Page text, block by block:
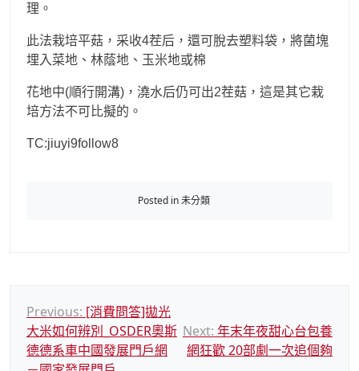
理。
此法栽培平菇，采收4茬后，還可脫去塑料袋，將菌塊
埋入菜地、林蔭地、玉米地或棉
花地中(順行開溝)，澆水后仍可出2茬菇，這是其它栽
培方法不可比擬的。
TC:jiuyi9follow8
Posted in 未分類
文
章
導
Previous: [消費問答]拋光
大米如何辨別_OSDER奧斯
德德系車中國發展門戶網
Next: 年末年夜甜心台包養
網狂歡 20部劇一次追個夠